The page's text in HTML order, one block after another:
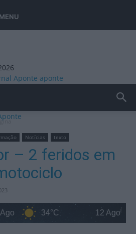
MENU
aponte
Notícias texto
– 2 feridos em
34°C 12 Ago